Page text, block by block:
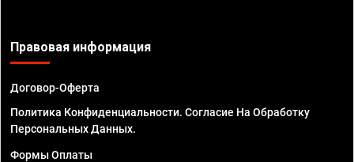
Правовая информация
Договор-Оферта
Политика Конфиденциальности. Согласие На Обработку
Персональных Данных.
Формы Оплаты